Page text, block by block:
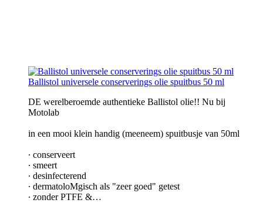
Ballistol universele conserverings olie spuitbus 50 ml
DE werelberoemde authentieke Ballistol olie!! Nu bij
Motolab
in een mooi klein handig (meeneem) spuitbusje van 50ml
∙ conserveert
∙ smeert
∙ desinfecterend
∙ dermatoloMgisch als "zeer goed" getest
∙ zonder PTFE &…